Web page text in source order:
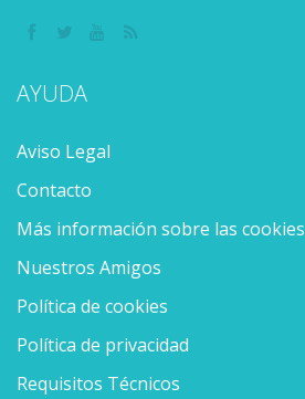
AYUDA
Aviso Legal
Contacto
Más información sobre las cookies
Nuestros Amigos
Política de cookies
Política de privacidad
Requisitos Técnicos